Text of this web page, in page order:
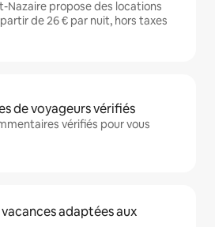
Nazaire propose des locations
de 26 € par nuit, hors taxes
de voyageurs vérifiés
vérifiés pour vous
adaptées aux